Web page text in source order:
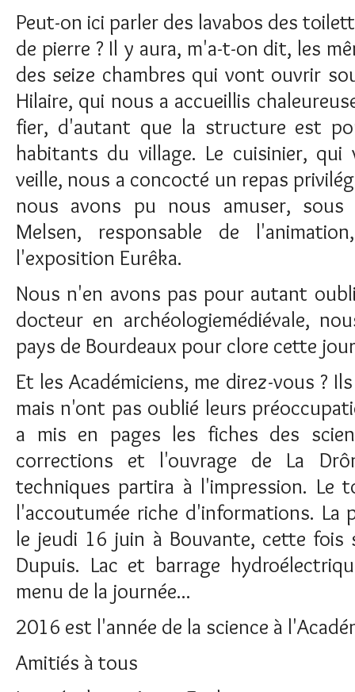
Peut-on ici parler des lavabos des
de pierre ? Il y aura, m'a-t-on dit, les
des seize chambres qui vont ouvrir
Hilaire, qui nous a accueillis
fier, d'autant que la structure est
habitants du village. Le cuisinier, qui
veille, nous a concocté un repas
nous avons pu nous amuser, sous
Melsen, responsable de
l'exposition Eurêka.
Nous n'en avons pas pour autant
docteur en archéologiemédiévale,
pays de Bourdeaux pour clore cette
Et les Académiciens, me direz-vous ?
mais n'ont pas oublié leurs
a mis en pages les fiches des
corrections et l'ouvrage de La
techniques partira à l'impression. Le
l'accoutumée riche d'informations. La
le jeudi 16 juin à Bouvante, cette fois
Dupuis. Lac et barrage
menu de la journée...
2016 est l'année de la science à
Amitiés à tous